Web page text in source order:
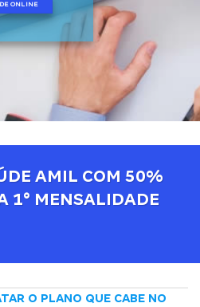
ONLINE
AMIL COM 50%
1° MENSALIDADE
O PLANO QUE CABE NO